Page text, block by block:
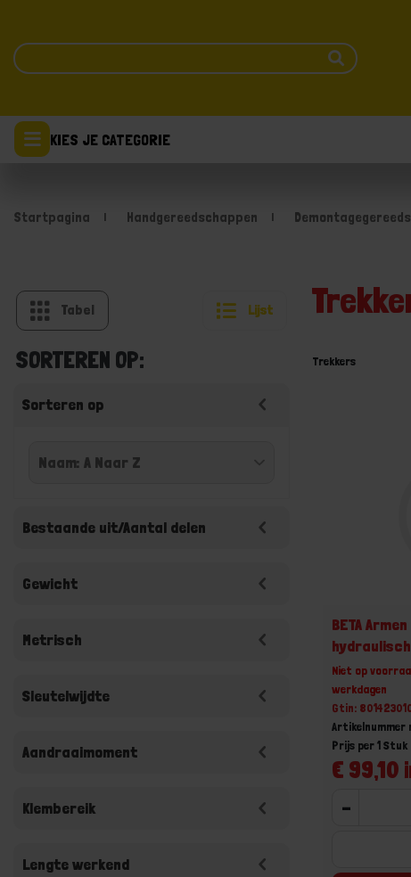
KIES JE CATEGORIE
Startpagina Handgereedschappen
Tabel Lijst
SORTEREN OP:
Sorteren op
Bestaande uit/Aantal delen
Gewicht
Metrisch
Sleutelwijdte
Aandraaimoment
Klembereik
Lengte werkend
Trekkers
BETA
Niet op
werkdagen
Gtin:
Artikelnummer
€ 99,10
Prijs per 1 Stuk
-